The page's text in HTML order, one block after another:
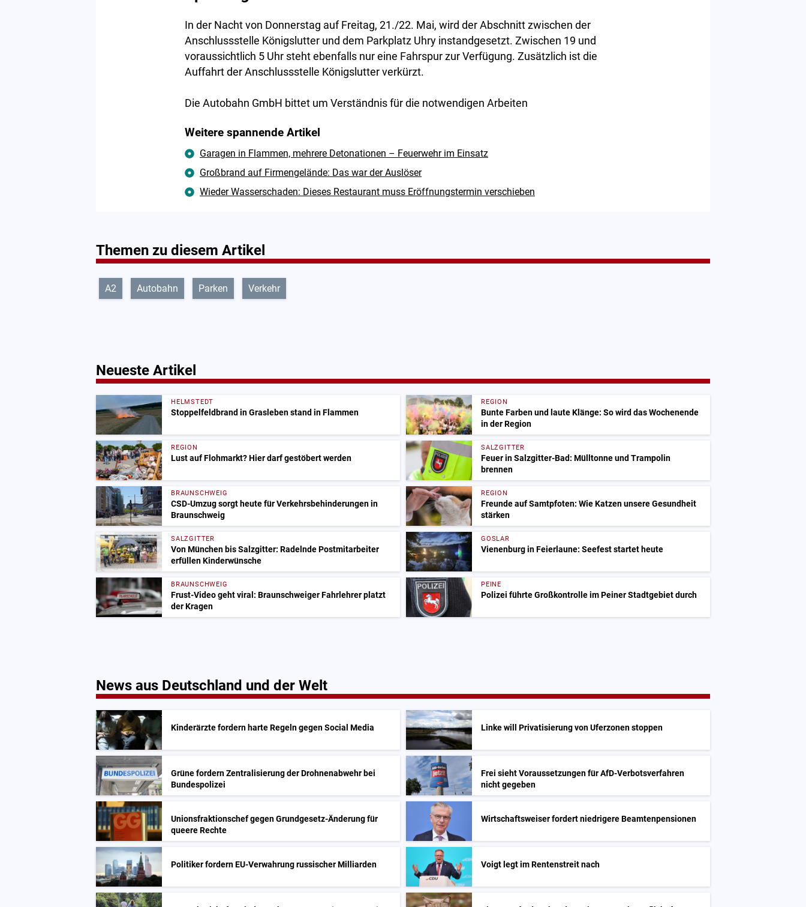
In der Nacht von Donnerstag auf Freitag, 21./22. Mai, wird der Abschnitt zwischen der
Anschlussstelle Königslutter und dem Parkplatz Uhry instandgesetzt. Zwischen 19 und
voraussichtlich 5 Uhr steht ebenfalls nur eine Fahrspur zur Verfügung. Zusätzlich ist die
Auffahrt der Anschlussstelle Königslutter verkürzt.
Die Autobahn GmbH bittet um Verständnis für die notwendigen Arbeiten
Weitere spannende Artikel
Garagen in Flammen, mehrere Detonationen – Feuerwehr im Einsatz
Großbrand auf Firmengelände: Das war der Auslöser
Wieder Wasserschaden: Dieses Restaurant muss Eröffnungstermin verschieben
Themen zu diesem Artikel
A2 Autobahn Parken Verkehr
Neueste Artikel
HELMSTEDT
Stoppelfeldbrand in Grasleben stand in Flammen
REGION
Bunte Farben und laute Klänge: So wird das Wochenende
in der Region
REGION
Lust auf Flohmarkt? Hier darf gestöbert werden
SALZGITTER
Feuer in Salzgitter-Bad: Mülltonne und Trampolin
brennen
BRAUNSCHWEIG
CSD-Umzug sorgt heute für Verkehrsbehinderungen in
Braunschweig
REGION
Freunde auf Samtpfoten: Wie Katzen unsere Gesundheit
stärken
SALZGITTER
Von München bis Salzgitter: Radelnde Postmitarbeiter
erfüllen Kinderwünsche
GOSLAR
Vienenburg in Feierlaune: Seefest startet heute
BRAUNSCHWEIG
Frust-Video geht viral: Braunschweiger Fahrlehrer platzt
der Kragen
PEINE
Polizei führte Großkontrolle im Peiner Stadtgebiet durch
News aus Deutschland und der Welt
Kinderärzte fordern harte Regeln gegen Social Media Linke will Privatisierung von Uferzonen stoppen
Grüne fordern Zentralisierung der Drohnenabwehr bei
Bundespolizei
Frei sieht Voraussetzungen für AfD-Verbotsverfahren
nicht gegeben
Unionsfraktionschef gegen Grundgesetz-Änderung für
queere Rechte
Wirtschaftsweiser fordert niedrigere Beamtenpensionen
Politiker fordern EU-Verwahrung russischer Milliarden Voigt legt im Rentenstreit nach